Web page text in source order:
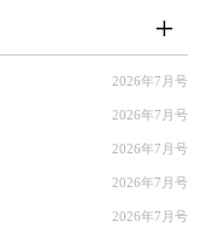
2026年7月号
2026年7月号
2026年7月号
2026年7月号
2026年7月号